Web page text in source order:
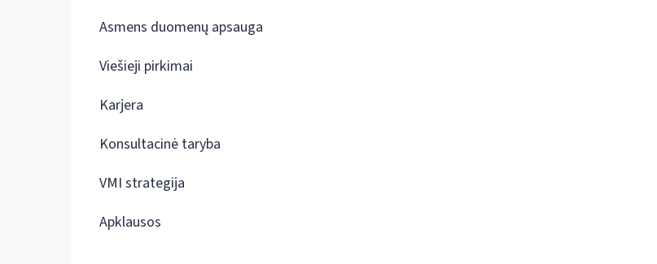
Asmens duomenų apsauga
Viešieji pirkimai
Karjera
Konsultacinė taryba
VMI strategija
Apklausos